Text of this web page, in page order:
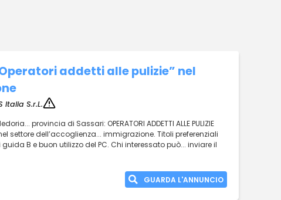
addetti alle pulizie” nel
Italia S.r.L.
provincia di Sassari: OPERATORI ADDETTI ALLE PULIZIE
settore dell’accoglienza... immigrazione. Titoli preferenziali
B e buon utilizzo del PC. Chi interessato può... inviare il
GUARDA L'ANNUNCIO